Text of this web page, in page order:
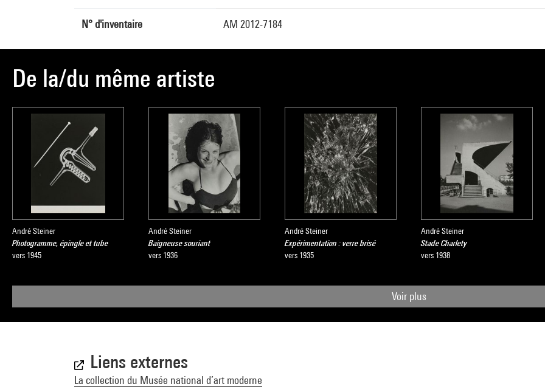
N° d'inventaire AM 2012-7184
De la/du même artiste
André Steiner
Photogramme, épingle et tube
vers 1945
André Steiner
Baigneuse souriant
vers 1936
André Steiner
Expérimentation : verre brisé
vers 1935
André Steiner
Stade Charlety
vers 1938
Voir plus
Liens externes
La collection du Musée national d’art moderne